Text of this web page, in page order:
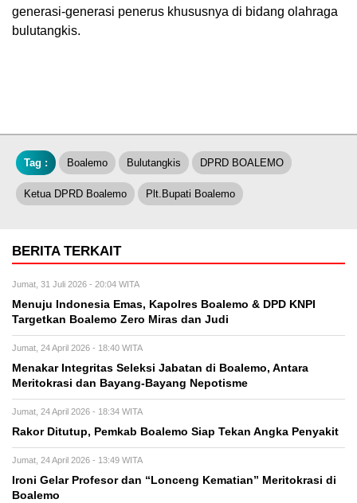
generasi-generasi penerus khususnya di bidang olahraga
bulutangkis.
Tag : Boalemo Bulutangkis DPRD BOALEMO
Ketua DPRD Boalemo Plt.Bupati Boalemo
BERITA TERKAIT
Jumat, 31 Juli 2026 - 20:04 WITA
Menuju Indonesia Emas, Kapolres Boalemo & DPD KNPI
Targetkan Boalemo Zero Miras dan Judi
Jumat, 24 April 2026 - 18:40 WITA
Menakar Integritas Seleksi Jabatan di Boalemo, Antara
Meritokrasi dan Bayang-Bayang Nepotisme
Jumat, 24 April 2026 - 18:34 WITA
Rakor Ditutup, Pemkab Boalemo Siap Tekan Angka Penyakit
Jumat, 24 April 2026 - 13:49 WITA
Ironi Gelar Profesor dan “Lonceng Kematian” Meritokrasi di
Boalemo